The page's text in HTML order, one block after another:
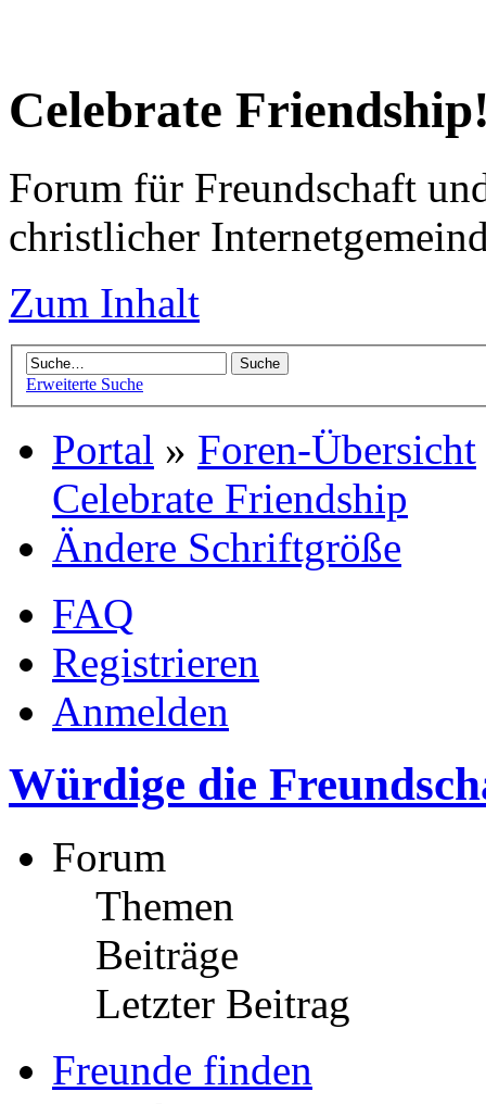
Celebrate
Forum für Freundschaft
christlicher
Zum Inhalt
Erweiterte Suche
Portal » Foren-Übersicht
Celebrate Friendship
Ändere Schriftgröße
FAQ
Registrieren
Anmelden
Würdige die
Forum
Themen
Beiträge
Letzter Beitrag
Freunde finden